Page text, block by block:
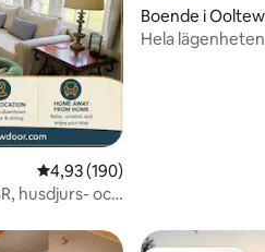
4,93 av 5 i genomsnittligt
4,93 (190)
husdjurs- och
Boende i
Hela